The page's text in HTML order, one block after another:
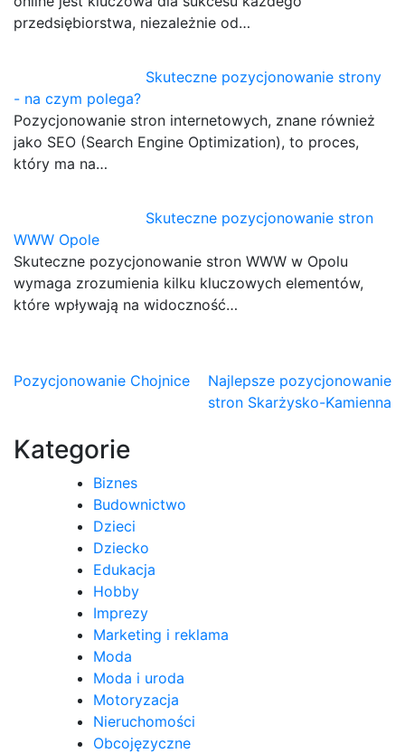
przedsiębiorstwa, niezależnie od…
Skuteczne pozycjonowanie strony
- na czym polega?
Pozycjonowanie stron internetowych, znane również
jako SEO (Search Engine Optimization), to proces,
który ma na…
Skuteczne pozycjonowanie stron
WWW Opole
Skuteczne pozycjonowanie stron WWW w Opolu
wymaga zrozumienia kilku kluczowych elementów,
które wpływają na widoczność…
Nawigacja
Pozycjonowanie Chojnice
Najlepsze pozycjonowanie
stron Skarżysko-Kamienna
Kategorie
Biznes
Budownictwo
Dzieci
Dziecko
Edukacja
Hobby
Imprezy
Marketing i reklama
Moda
Moda i uroda
Motoryzacja
Nieruchomości
Obcojęzyczne